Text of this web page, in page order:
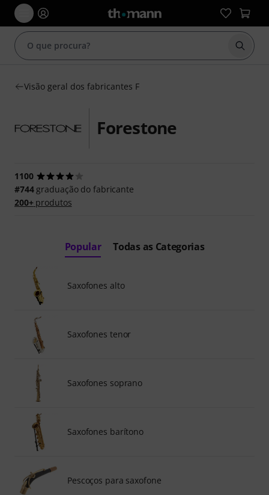
Iniciar
Visão geral dos fabricantes F
Forestone
1100
#744graduação do fabricante
200+produtos
Popular Todas as Categorias
Saxofones alto
Saxofones tenor
Saxofones soprano
Saxofones barítono
Pescoços para saxofone